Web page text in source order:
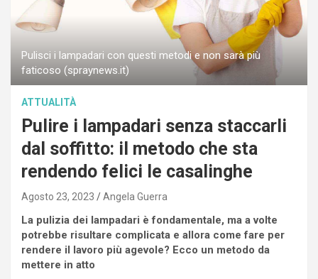
Pulisci i lampadari con questi metodi e non sarà più
faticoso (spraynews.it)
ATTUALITÀ
Pulire i lampadari senza staccarli
dal soffitto: il metodo che sta
rendendo felici le casalinghe
Agosto 23, 2023 Angela Guerra
La pulizia dei lampadari è fondamentale, ma a volte
potrebbe risultare complicata e allora come fare per
rendere il lavoro più agevole? Ecco un metodo da
mettere in atto